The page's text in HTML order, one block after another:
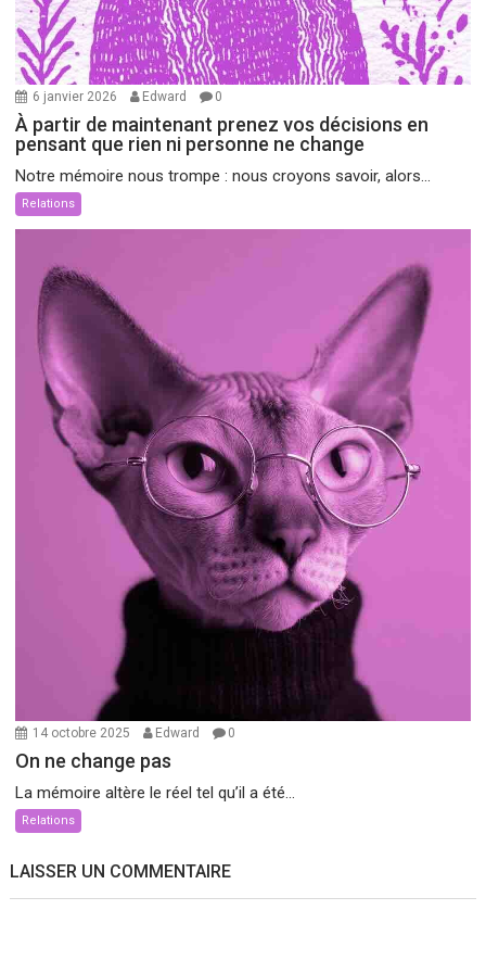
6 janvier 2026 Edward 0
À partir de maintenant prenez vos décisions en
pensant que rien ni personne ne change
Notre mémoire nous trompe : nous croyons savoir, alors...
Relations
14 octobre 2025 Edward 0
On ne change pas
La mémoire altère le réel tel qu’il a été...
Relations
LAISSER UN COMMENTAIRE